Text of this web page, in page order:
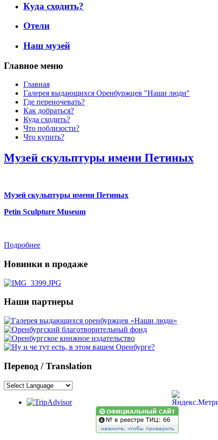
Куда сходить?
Отели
Наш музей
Главное меню
Главная
Галерея выдающихся Оренбуржцев "Наши люди"
Где переночевать?
Как добраться?
Куда сходить?
Что поблизости?
Что купить?
Музей скульптуры имени Петиных
Музей скульптуры имени Петиных
Petin Sculpture Museum
Подробнее
Новинки в продаже
Наши партнеры
Перевод / Translation